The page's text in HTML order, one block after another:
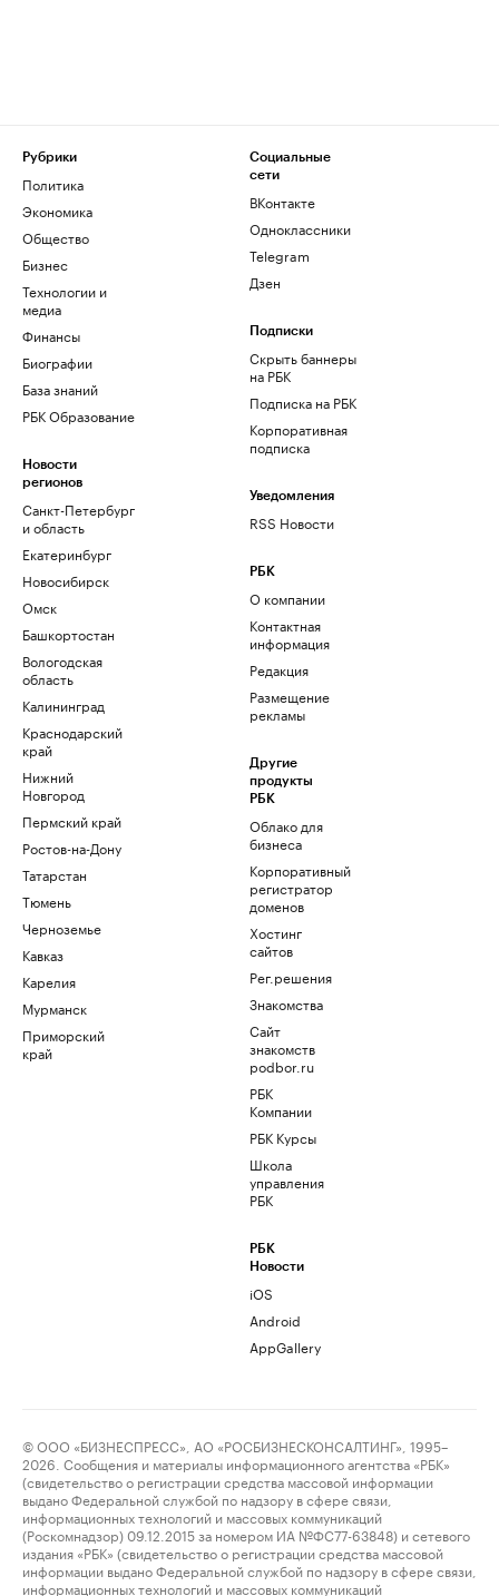
Рубрики
Политика
Экономика
Общество
Бизнес
Технологии и
медиа
Финансы
Биографии
База знаний
РБК Образование
Новости
регионов
Санкт-Петербург
и область
Екатеринбург
Новосибирск
Омск
Башкортостан
Вологодская
область
Калининград
Краснодарский
край
Нижний
Новгород
Пермский край
Ростов-на-Дону
Татарстан
Тюмень
Черноземье
Кавказ
Карелия
Мурманск
Приморский
край
Социальные
сети
ВКонтакте
Одноклассники
Telegram
Дзен
Подписки
Скрыть баннеры
на РБК
Подписка на РБК
Корпоративная
подписка
Уведомления
RSS Новости
РБК
О компании
Контактная
информация
Редакция
Размещение
рекламы
Другие
продукты
РБК
Облако для
бизнеса
Корпоративный
регистратор
доменов
Хостинг
сайтов
Рег.решения
Знакомства
Сайт
знакомств
podbor.ru
РБК
Компании
РБК Курсы
Школа
управления
РБК
РБК
Новости
iOS
Android
AppGallery
© ООО «БИЗНЕСПРЕСС», АО «РОСБИЗНЕСКОНСАЛТИНГ», 1995–
2026. Сообщения и материалы информационного агентства «РБК»
(свидетельство о регистрации средства массовой информации
выдано Федеральной службой по надзору в сфере связи,
информационных технологий и массовых коммуникаций
(Роскомнадзор) 09.12.2015 за номером ИА №ФС77-63848) и сетевого
издания «РБК» (свидетельство о регистрации средства массовой
информации выдано Федеральной службой по надзору в сфере связи,
информационных технологий и массовых коммуникаций